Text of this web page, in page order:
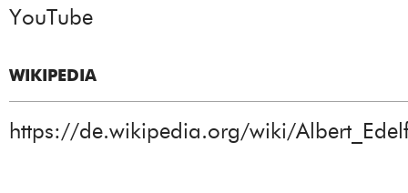
YouTube
WIKIPEDIA
https://de.wikipedia.org/wiki/